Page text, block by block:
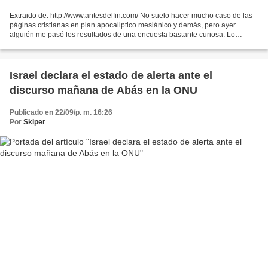
Extraido de: http://www.antesdelfin.com/ No suelo hacer mucho caso de las
páginas cristianas en plan apocaliptico mesiánico y demás, pero ayer
alguién me pasó los resultados de una encuesta bastante curiosa. Lo
Israel declara el estado de alerta ante el
discurso mañana de Abás en la ONU
Publicado en 22/09/p. m. 16:26
Por Skiper